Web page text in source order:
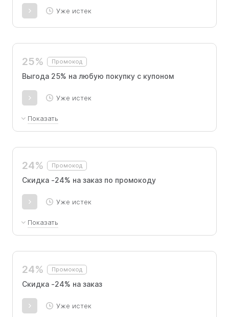
Уже истек
25% Промокод
Выгода 25% на любую покупку с купоном
Уже истек
Показать
распространяется на электронные
переплёте и товары с пометкой «Акции на
данный товар не распространяются». Скидка
учитывается при расчёте стоимости
доставки.
24% Промокод
Скидка -24% на заказ по промокоду
Уже истек
Показать
ассортимент – кроме отдельных позиций.
24% Промокод
Скидка -24% на заказ
Уже истек